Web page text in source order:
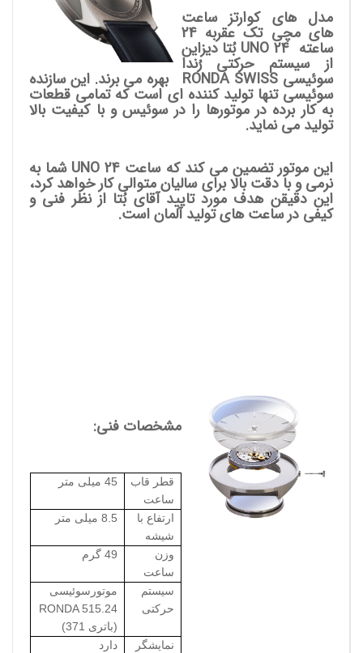
مدل های کوارتز ساعت
های مچی تک عقربه 24
ساعته UNO 24 بُتا دیزاین
از سیستم حرکتی رُندا
سوئیسی RONDA SWISS بهره می برند. این سازنده
سوئیسی تنها تولید کننده ای است که تمامی قطعات
به کار برده در موتورها را در سوئیس و با کیفیت بالا
تولید می نماید.
این موتور تضمین می کند که ساعت UNO 24 شما به
نرمی و با دقت بالا برای سالیان متوالی کار خواهد کرد،
این دقیقن هدف مورد تایید آقای بُتا از نظر فنی و
کیفی در ساعت های تولید آلمان است.
مشخصات فنی:
قطر قاب
ساعت
45 میلی متر
ارتفاع با
شیشه
8.5 میلی متر
وزن
ساعت
49 گرم
سیستم
حرکتی
موتورسوئیسی
RONDA 515.24
(باتری 371)
نمایشگر
دارد